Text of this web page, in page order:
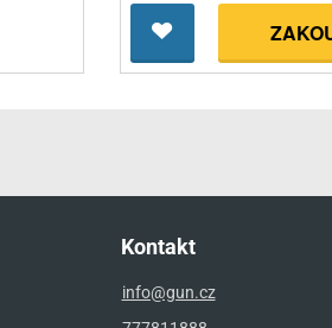
Kontakt
info@gun.cz